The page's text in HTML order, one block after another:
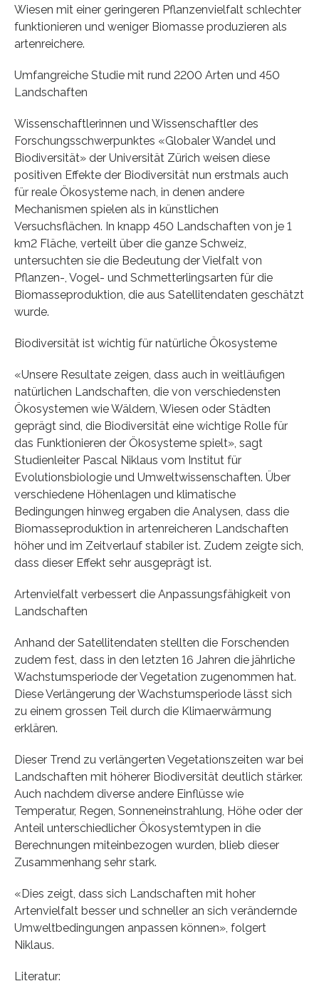
Wiesen mit einer geringeren Pflanzenvielfalt schlechter
funktionieren und weniger Biomasse produzieren als
artenreichere.
Umfangreiche Studie mit rund 2200 Arten und 450
Landschaften
Wissenschaftlerinnen und Wissenschaftler des
Forschungsschwerpunktes «Globaler Wandel und
Biodiversität» der Universität Zürich weisen diese
positiven Effekte der Biodiversität nun erstmals auch
für reale Ökosysteme nach, in denen andere
Mechanismen spielen als in künstlichen
Versuchsflächen. In knapp 450 Landschaften von je 1
km2 Fläche, verteilt über die ganze Schweiz,
untersuchten sie die Bedeutung der Vielfalt von
Pflanzen-, Vogel- und Schmetterlingsarten für die
Biomasseproduktion, die aus Satellitendaten geschätzt
wurde.
Biodiversität ist wichtig für natürliche Ökosysteme
«Unsere Resultate zeigen, dass auch in weitläufigen
natürlichen Landschaften, die von verschiedensten
Ökosystemen wie Wäldern, Wiesen oder Städten
geprägt sind, die Biodiversität eine wichtige Rolle für
das Funktionieren der Ökosysteme spielt», sagt
Studienleiter Pascal Niklaus vom Institut für
Evolutionsbiologie und Umweltwissenschaften. Über
verschiedene Höhenlagen und klimatische
Bedingungen hinweg ergaben die Analysen, dass die
Biomasseproduktion in artenreicheren Landschaften
höher und im Zeitverlauf stabiler ist. Zudem zeigte sich,
dass dieser Effekt sehr ausgeprägt ist.
Artenvielfalt verbessert die Anpassungsfähigkeit von
Landschaften
Anhand der Satellitendaten stellten die Forschenden
zudem fest, dass in den letzten 16 Jahren die jährliche
Wachstumsperiode der Vegetation zugenommen hat.
Diese Verlängerung der Wachstumsperiode lässt sich
zu einem grossen Teil durch die Klimaerwärmung
erklären.
Dieser Trend zu verlängerten Vegetationszeiten war bei
Landschaften mit höherer Biodiversität deutlich stärker.
Auch nachdem diverse andere Einflüsse wie
Temperatur, Regen, Sonneneinstrahlung, Höhe oder der
Anteil unterschiedlicher Ökosystemtypen in die
Berechnungen miteinbezogen wurden, blieb dieser
Zusammenhang sehr stark.
«Dies zeigt, dass sich Landschaften mit hoher
Artenvielfalt besser und schneller an sich verändernde
Umweltbedingungen anpassen können», folgert
Niklaus.
Literatur: